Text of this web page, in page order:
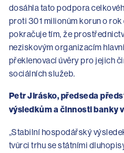
dosáhla tato podpora
proti 301 milionům korun o
pokračuje tím, že
neziskovým organizacím
překlenovací úvěry pro jejich
sociálních služeb.
Petr Jirásko, předseda
výsledkům a činnosti banky
„Stabilní hospodářský
tvůrci trhu se státními